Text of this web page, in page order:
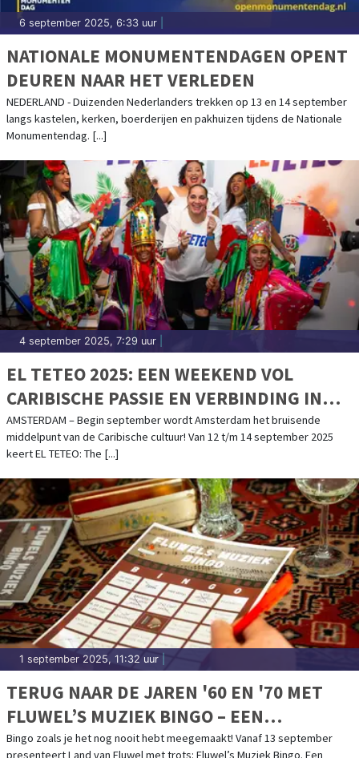
6 september 2025, 6:33 uur
NATIONALE MONUMENTENDAGEN OPENT
DEUREN NAAR HET VERLEDEN
NEDERLAND - Duizenden Nederlanders trekken op 13 en 14 september
langs kastelen, kerken, boerderijen en pakhuizen tijdens de Nationale
Monumentendag. [...]
4 september 2025, 7:29 uur
EL TETEO 2025: EEN WEEKEND VOL
CARIBISCHE PASSIE EN VERBINDING IN
AMSTERDAM – 12 T/M 14 SEPTEMBER
AMSTERDAM – Begin september wordt Amsterdam het bruisende
middelpunt van de Caribische cultuur! Van 12 t/m 14 september 2025
keert EL TETEO: The [...]
1 september 2025, 11:32 uur
TERUG NAAR DE JAREN '60 EN '70 MET
FLUWEL’S MUZIEK BINGO – EEN
NOSTALGISCH FEESTJE IN OMA’S
Bingo zoals je het nog nooit hebt meegemaakt! Vanaf 13 september
presenteert Land van Fluwel met trots: Fluwel’s Muziek Bingo. Een